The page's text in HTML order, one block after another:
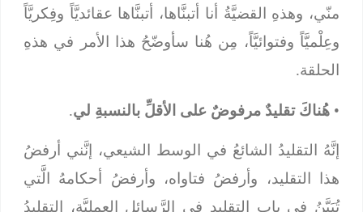
منّي، وهذهِ القضيَّةُ أنا أتبنَّاها، أتبنَّاها عقائديَّاً وفِكريَّاً
وعِلْميَّاً وفتوائيَّاً، مِن هُنا سأوضّحُ هذا الأمر في هذهِ
الحلقة.
•هُناكَ تقليدٌ مرفوضٌ على الأقلِّ بالنسبةِ لي.
إنَّهُ التقليدُ الشائعُ في الوسط الشيعي، إنَّني أرفضُ
هذا التقليد، وأرفضُ فتاواه، وأرفضُ أحكامهُ الَّتي
تُبَيَّنُ في بابِ التقليدِ في الرَّسائل العمليَّة، التقليدُ